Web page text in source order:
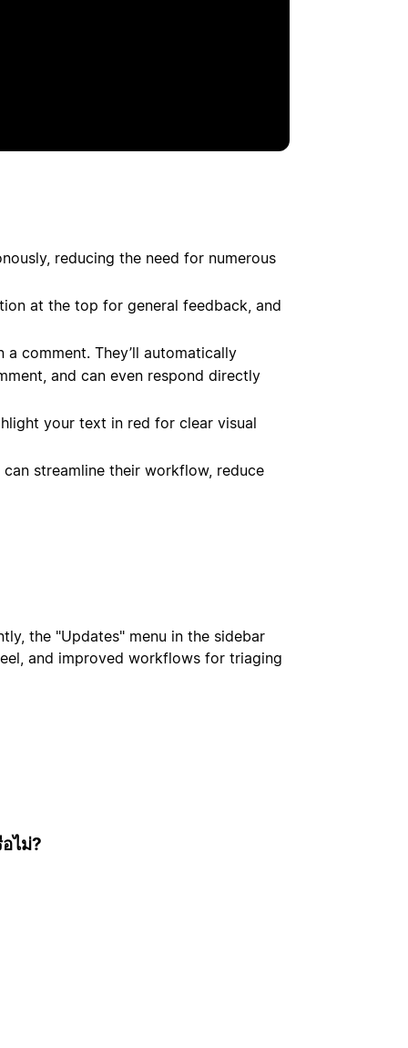
reducing the need for numerous
at the top for general feedback, and
a comment. They’ll automatically
and can even respond directly
your text in red for clear visual
streamline their workflow, reduce
the "Updates" menu in the sidebar
and improved workflows for triaging
ไม่?